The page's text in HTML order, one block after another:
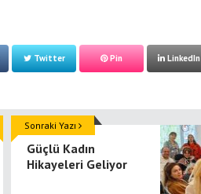
Twitter Pin LinkedIn
Güçlü Kadın
Hikayeleri Geliyor
Sonraki Yazı